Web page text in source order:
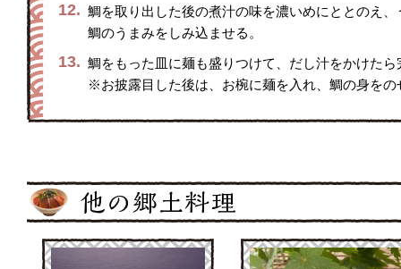
12. 鯛を取り出した後の煮汁の味を濃いめにととのえ
鯛のうまみをしみ込ませる。
13. 鯛をもった皿に麺も盛りつけて、だし汁をかけたら
※お披露目した後は、お椀に麺を入れ、鯛の身を